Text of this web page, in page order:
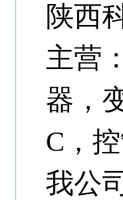
陕西
主营
器，
C，
我公